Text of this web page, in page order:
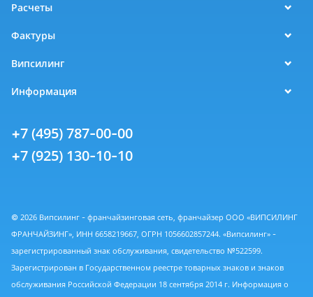
Расчеты
Фактуры
Випсилинг
Информация
+7 (495) 787-00-00
+7 (925) 130-10-10
© 2026 Випсилинг - франчайзинговая сеть, франчайзер ООО «ВИПСИЛИНГ
ФРАНЧАЙЗИНГ», ИНН 6658219667, ОГРН 1056602857244. «Випсилинг» -
зарегистрированный знак обслуживания, свидетельство №522599.
Зарегистрирован в Государственном реестре товарных знаков и знаков
обслуживания Российской Федерации 18 сентября 2014 г. Информация о